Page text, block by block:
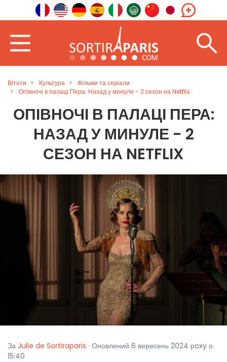
Вітати Культура
Фільми та серіали
Опівночі в палаці Пера: Назад у минуле - 2 сезон на Netflix
ОПІВНОЧІ В ПАЛАЦІ ПЕРА:
НАЗАД У МИНУЛЕ - 2
СЕЗОН НА NETFLIX
За Julie de Sortiraparis · Оновлений 6 вересень 2024 рoxy о
15:40